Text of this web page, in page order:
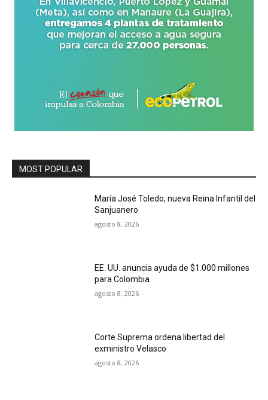
MOST POPULAR
María José Toledo, nueva Reina Infantil del
Sanjuanero
agosto 8, 2026
EE. UU. anuncia ayuda de $1.000 millones
para Colombia
agosto 8, 2026
Corte Suprema ordena libertad del
exministro Velasco
agosto 8, 2026